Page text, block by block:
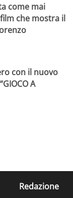
come mai
che mostra il
con il nuovo
A
Redazione